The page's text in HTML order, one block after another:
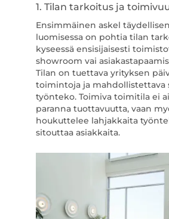
1. Tilan tarkoitus ja
Ensimmäinen askel
luomisessa on pohtia tilan
kyseessä ensisijaisesti
showroom vai
Tilan on tuettava yrityksen
toimintoja ja mahdollistettava
työnteko. Toimiva toimitila ei
paranna tuottavuutta, vaan
houkuttelee lahjakkaita
sitouttaa asiakkaita.